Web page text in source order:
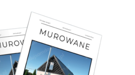
zł499.00.